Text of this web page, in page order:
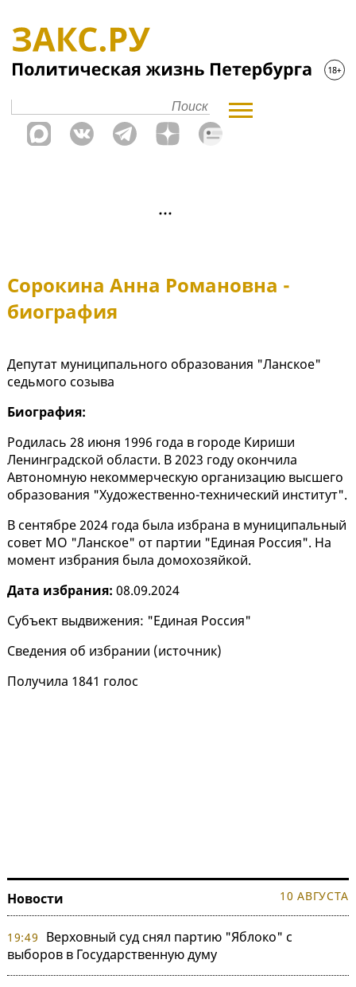
Сорокина Анна Романовна -
биография
Депутат муниципального образования "Ланское"
седьмого созыва
Биография:
Родилась 28 июня 1996 года в городе Кириши
Ленинградской области. В 2023 году окончила
Автономную некоммерческую организацию высшего
образования "Художественно-технический институт".
В сентябре 2024 года была избрана в муниципальный
совет МО "Ланское" от партии "Единая Россия". На
момент избрания была домохозяйкой.
Дата избрания: 08.09.2024
Субъект выдвижения: "Единая Россия"
Сведения об избрании (источник)
Получила 1841 голос
Новости 10 АВГУСТА
19:49
Верховный суд снял партию "Яблоко" с
выборов в Государственную думу